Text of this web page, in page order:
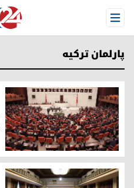
Open Menu
پارلمان ترکیه
پارلمان ترکیه